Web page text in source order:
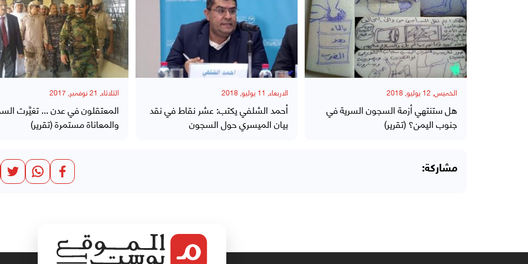
الخميس, 12 يوليو, 2018
هل ستنتهي أزمة السجون السرية في
جنوب اليمن؟ (تقرير)
الاربعاء, 11 يوليو, 2018
أحمد الشلفي يكتب: عشر نقاط في نقد
بيان الميسري حول السجون
الثلاثاء, 21 نوفمبر, 2017
المعتقلون في عدن ... تغيَّرت
والمعاناة مستمرة (تقرير)
مشاركة: